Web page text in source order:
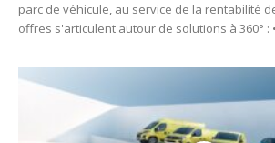
parc de véhicule, au service de la rentabilité
offres s'articulent autour de solutions à 360° :